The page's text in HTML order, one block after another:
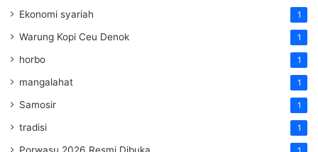
Ekonomi syariah 1
Warung Kopi Ceu Denok 1
horbo 1
mangalahat 1
Samosir 1
tradisi 1